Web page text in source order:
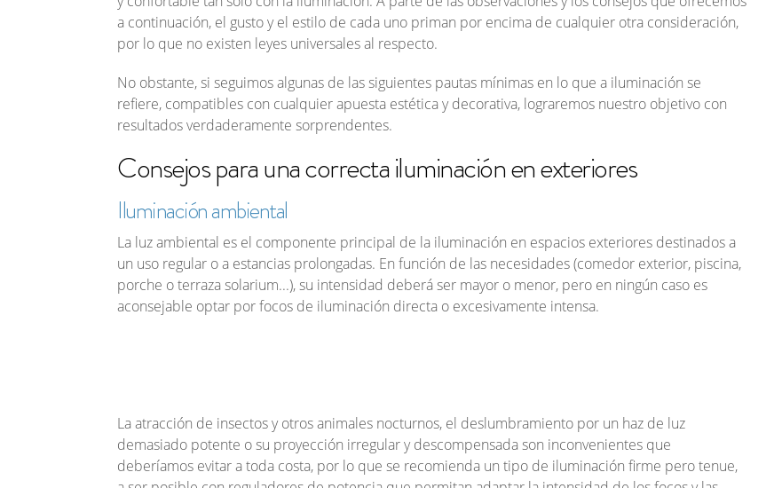
a continuación, el gusto y el estilo de cada uno priman por encima de cualquier otra consideración,
por lo que no existen leyes universales al respecto.
No obstante, si seguimos algunas de las siguientes pautas mínimas en lo que a iluminación se
refiere, compatibles con cualquier apuesta estética y decorativa, lograremos nuestro objetivo con
resultados verdaderamente sorprendentes.
Consejos para una correcta iluminación en exteriores
Iluminación ambiental
La luz ambiental es el componente principal de la iluminación en espacios exteriores destinados a
un uso regular o a estancias prolongadas. En función de las necesidades (comedor exterior, piscina,
porche o terraza solarium...), su intensidad deberá ser mayor o menor, pero en ningún caso es
aconsejable optar por focos de iluminación directa o excesivamente intensa.
La atracción de insectos y otros animales nocturnos, el deslumbramiento por un haz de luz
demasiado potente o su proyección irregular y descompensada son inconvenientes que
deberíamos evitar a toda costa, por lo que se recomienda un tipo de iluminación firme pero tenue,